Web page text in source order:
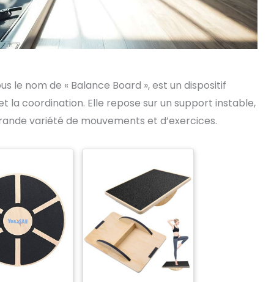
le nom de « Balance Board », est un dispositif
la coordination. Elle repose sur un support instable,
variété de mouvements et d’exercices.